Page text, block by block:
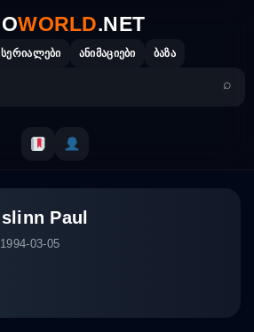
WORLD.NET
სერიალები ანიმაციები ბაზა
Paul
1994-03-05